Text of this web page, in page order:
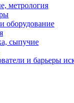
метрология
оборудование
сыпучие
и барьеры